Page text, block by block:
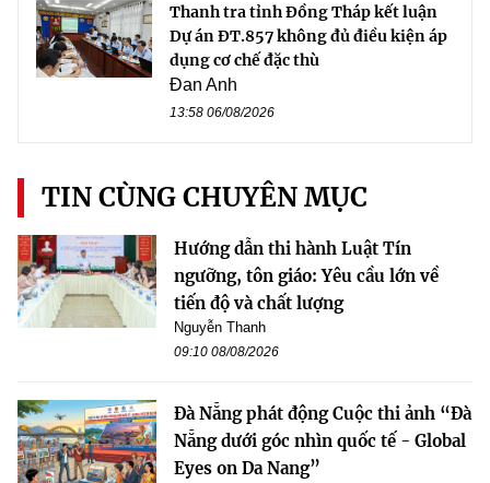
Thanh tra tỉnh Đồng Tháp kết luận
Dự án ĐT.857 không đủ điều kiện áp
dụng cơ chế đặc thù
Đan Anh
13:58 06/08/2026
TIN CÙNG CHUYÊN MỤC
Hướng dẫn thi hành Luật Tín
ngưỡng, tôn giáo: Yêu cầu lớn về
tiến độ và chất lượng
Nguyễn Thanh
09:10 08/08/2026
Đà Nẵng phát động Cuộc thi ảnh “Đà
Nẵng dưới góc nhìn quốc tế - Global
Eyes on Da Nang”